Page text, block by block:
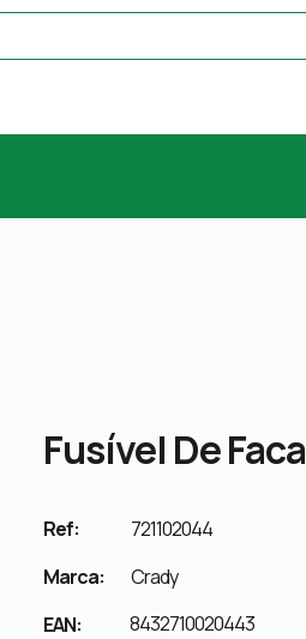
Fusível De
Ref:
721102044
Marca:
Crady
EAN:
8432710020443